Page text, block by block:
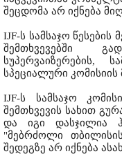
შეცდომა არ იქნება
IJF-ს სამსაჯო
შემთხვევებში
სუპერვაიზერების,
სპეციალური კომისიის
IJF-ს სამსაჯო
შემთხვევის სახით
და იგი დასჯილია
"მებრძოლი
შედეგზე არ იქნება